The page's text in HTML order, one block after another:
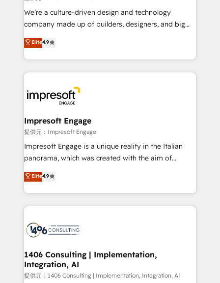
Portuguese, and English to design scalable strategies
that drive measurable growth. 🌎 Highlights: • 10+
Platform Migration Excellence. • Top 3 Partner of the
Year LATAM 2022, 2023, 2024, 2025. • Partner of the
business with HubSpot? Let Cebra’s experts help
you grow faster, smarter, and with impact.
We’re a culture-driven design and technology
company made up of builders, designers, and big
thinkers. We blend strategy, design, and
development—always fueled by curiosity—to turn
ideas, opportunities, and challenges into meaningful
experiences. To us, technology is more than just
and—most importantly—simple. That’s why we lean
into bold ideas and shape them into thoughtful
products and strategies that actually make a
difference.
Elite4.9
Impresoft Engage
提供元：Impresoft Engage
Impresoft Engage is a unique reality in the Italian
panorama, which was created with the aim of
putting Customer Experience at the center by
creating digital environments capable of integrating
people, processes and data. We offer the best
digital solutions on the market, ranging from CRM
marketing automation to online and offline sales
allowing companies to optimize processes and meet
the needs of the customer. We are part of Impresoft
Group, a group of specialized and complementary
Elite4.9
1406 Consulting | Implementation,
Integration, AI
提供元：1406 Consulting | Implementation, Integration, AI